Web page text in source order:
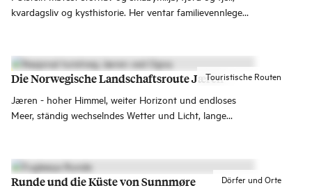
kvardagsliv og kysthistorie. Her ventar familievennlege
Hareid og resten av vakre søre Sunnmøre.
Touristische Routen
Die Norwegische Landschaftsroute Jæren
Jæren - hoher Himmel, weiter Horizont und endloses
Meer, ständig wechselndes Wetter und Licht, lange
Dörfer und Orte
Runde und die Küste von Sunnmøre